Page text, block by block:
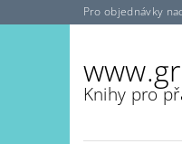
Pro objednávky
Knihy pro